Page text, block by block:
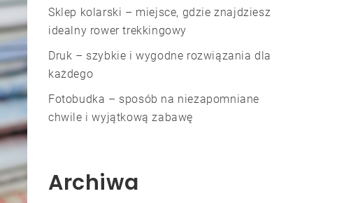
Sklep kolarski – miejsce, gdzie znajdziesz
idealny rower trekkingowy
Druk – szybkie i wygodne rozwiązania dla
każdego
Fotobudka – sposób na niezapomniane
chwile i wyjątkową zabawę
Archiwa